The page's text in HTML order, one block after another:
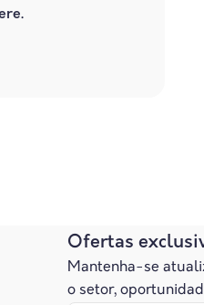
Ofertas
Mantenha-se
o setor,